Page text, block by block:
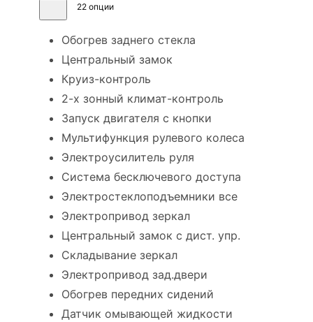
22 опции
Обогрев заднего стекла
Центральный замок
Круиз-контроль
2-х зонный климат-контроль
Запуск двигателя с кнопки
Мультифункция рулевого колеса
Электроусилитель руля
Система бесключевого доступа
Электростеклоподъемники все
Электропривод зеркал
Центральный замок с дист. упр.
Складывание зеркал
Электропривод зад.двери
Обогрев передних сидений
Датчик омывающей жидкости